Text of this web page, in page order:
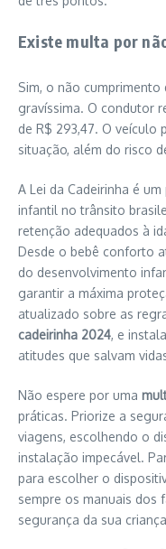
Existe multa por
Sim, o não cumprimento
gravíssima. O condutor
de R$ 293,47. O veículo
situação, além do risco
A Lei da Cadeirinha é
infantil no trânsito
retenção adequados à
Desde o bebê conforto
do desenvolvimento
garantir a máxima
atualizado sobre as
cadeirinha 2024, e
atitudes que salvam
Não espere por uma
práticas. Priorize a
viagens, escolhendo o
instalação impecável.
para escolher o
sempre os manuais dos
segurança da sua